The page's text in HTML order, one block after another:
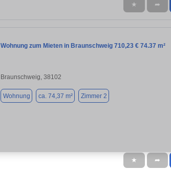
★ ➦
Wohnung zum Mieten in Braunschweig 710,23 € 74.37 m²
Braunschweig, 38102
Wohnung ca. 74,37 m² Zimmer 2
★ ➦